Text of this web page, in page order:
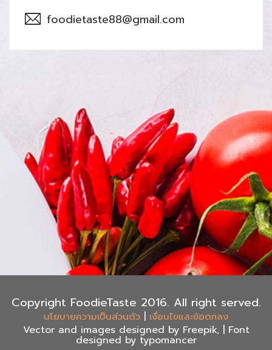
foodietaste88@gmail.com
Copyright FoodieTaste 2016. All right served.
นโยบายความเป็นส่วนตัว | เงื่อนไขและข้อตกลง
Vector and images designed by Freepik, | Font
designed by typomancer